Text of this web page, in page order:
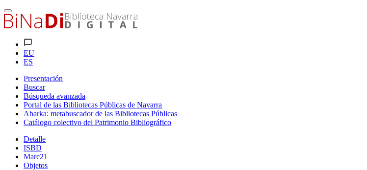
EU
ES
Presentación
Buscar
Búsqueda avanzada
Portal de las Bibliotecas Públicas de Navarra
Abarka: metabuscador de las Bibliotecas Públicas
Catálogo colectivo del Patrimonio Bibliográfico
Detalle
ISBD
Marc21
Objetos